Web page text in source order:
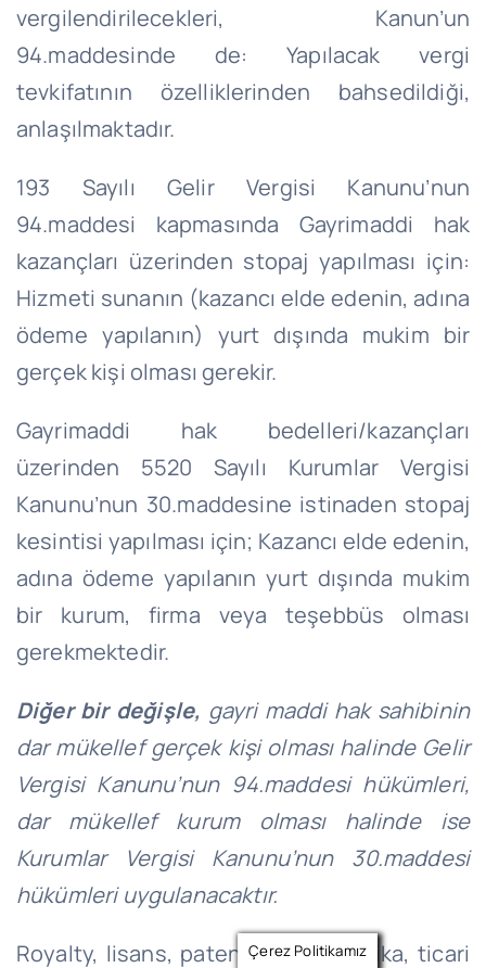
vergilendirilecekleri, Kanun’un
94.maddesinde de: Yapılacak vergi
tevkifatının özelliklerinden bahsedildiği,
anlaşılmaktadır.
193 Sayılı Gelir Vergisi Kanunu’nun
94.maddesi kapmasında Gayrimaddi hak
kazançları üzerinden stopaj yapılması için:
Hizmeti sunanın (kazancı elde edenin, adına
ödeme yapılanın) yurt dışında mukim bir
gerçek kişi olması gerekir.
Gayrimaddi hak bedelleri/kazançları
üzerinden 5520 Sayılı Kurumlar Vergisi
Kanunu’nun 30.maddesine istinaden stopaj
kesintisi yapılması için; Kazancı elde edenin,
adına ödeme yapılanın yurt dışında mukim
bir kurum, firma veya teşebbüs olması
gerekmektedir.
Diğer bir değişle, gayri maddi hak sahibinin
dar mükellef gerçek kişi olması halinde Gelir
Vergisi Kanunu’nun 94.maddesi hükümleri,
dar mükellef kurum olması halinde ise
Kurumlar Vergisi Kanunu’nun 30.maddesi
hükümleri uygulanacaktır.
Royalty, lisans, patent, alameti farika, ticari
Çerez Politikamız